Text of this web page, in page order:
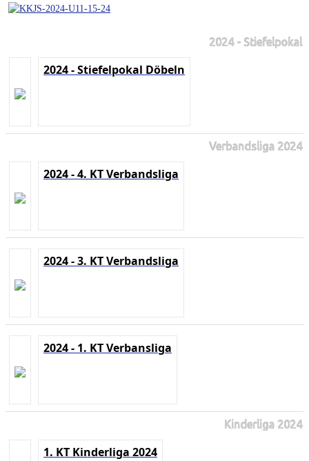
2024 - Stiefelpokal
2024 - Stiefelpokal Döbeln
Verbandsliga 2024
2024 - 4. KT Verbandsliga
2024 - 3. KT Verbandsliga
2024 - 1. KT Verbansliga
Kinderliga 2024
1. KT Kinderliga 2024